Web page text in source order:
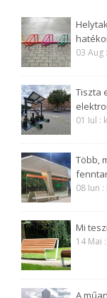
03 Aug
Tiszta
01 Iul :
Több,
08 Iun
Mi
14 Mai
A